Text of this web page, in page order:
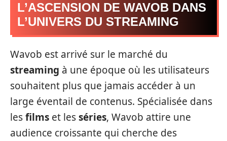
L’ASCENSION DE WAVOB DANS
L’UNIVERS DU STREAMING
Wavob est arrivé sur le marché du
streaming à une époque où les utilisateurs
souhaitent plus que jamais accéder à un
large éventail de contenus. Spécialisée dans
lesfilms et lesséries, Wavob attire une
audience croissante qui cherche des